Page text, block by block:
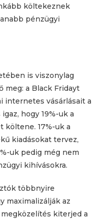
költekeznek
pénzügyi
is viszonylag
meg: a Black Fridayt
internetes vásárlásait a
hogy 19%-uk a
költene. 17%-uk a
kiadásokat tervez,
uk pedig még nem
kihívásokra.
többnyire
maximalizálják az
kiterjed a